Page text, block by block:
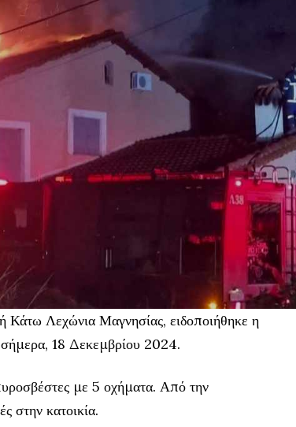
Κάτω Λεχώνια Μαγνησίας, ειδοποιήθηκε η
σήμερα, 18 Δεκεμβρίου 2024.
με 5 οχήματα. Από την
στην κατοικία.